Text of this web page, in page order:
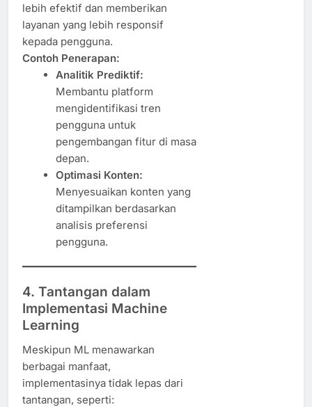
lebih efektif dan memberikan
layanan yang lebih responsif
kepada pengguna.
Contoh Penerapan:
Analitik Prediktif:
Membantu platform
mengidentifikasi tren
pengguna untuk
pengembangan fitur di masa
depan.
Optimasi Konten:
Menyesuaikan konten yang
ditampilkan berdasarkan
analisis preferensi
pengguna.
4. Tantangan dalam
Implementasi Machine
Learning
Meskipun ML menawarkan
berbagai manfaat,
implementasinya tidak lepas dari
tantangan, seperti: